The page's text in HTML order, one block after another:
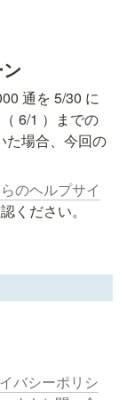
通を 5/30 に
6/1 ）までの
た場合、今回の
のヘルプサイ
ください。
バシーポリシ